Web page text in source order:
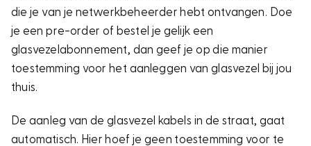
die je van je netwerkbeheerder hebt ontvangen. Doe
je een pre-order of bestel je gelijk een
glasvezelabonnement, dan geef je op die manier
toestemming voor het aanleggen van glasvezel bij jou
thuis.
De aanleg van de glasvezel kabels in de straat, gaat
automatisch. Hier hoef je geen toestemming voor te